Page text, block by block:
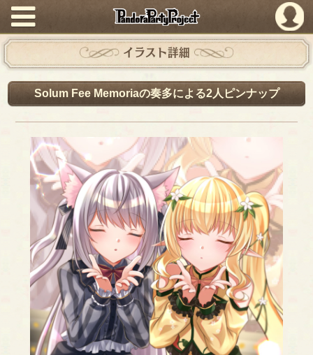
PandoraPartyProject
イラスト詳細
Solum Fee Memoriaの奏多による2人ピンナップ